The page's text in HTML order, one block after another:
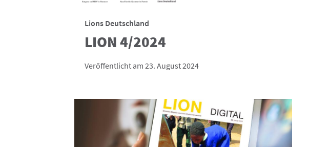
Lions Deutschland
LION 4/2024
Veröffentlicht am 23. August 2024